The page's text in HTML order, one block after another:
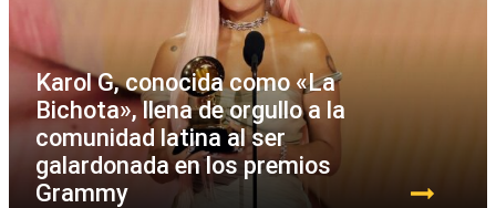
Karol G, conocida como «La
Bichota», llena de orgullo a la
comunidad latina al ser
galardonada en los premios
Grammy